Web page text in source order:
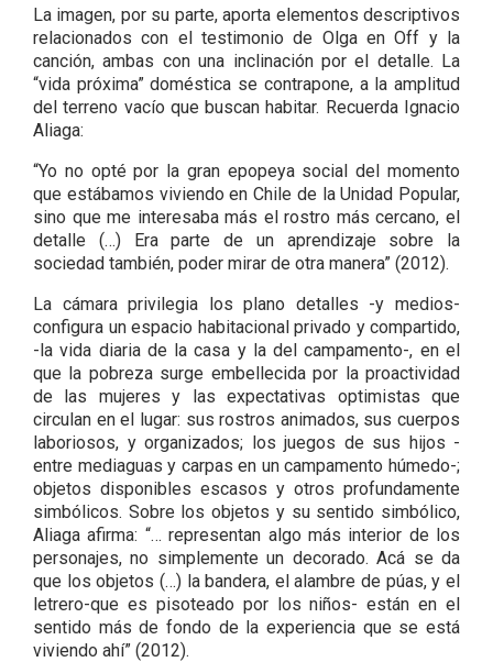
La imagen, por su parte, aporta elementos descriptivos
relacionados con el testimonio de Olga en Off y la
canción, ambas con una inclinación por el detalle. La
“vida próxima” doméstica se contrapone, a la amplitud
del terreno vacío que buscan habitar. Recuerda Ignacio
Aliaga:
“Yo no opté por la gran epopeya social del momento
que estábamos viviendo en Chile de la Unidad Popular,
sino que me interesaba más el rostro más cercano, el
detalle (…) Era parte de un aprendizaje sobre la
sociedad también, poder mirar de otra manera” (2012).
La cámara privilegia los plano detalles -y medios-
configura un espacio habitacional privado y compartido,
-la vida diaria de la casa y la del campamento-, en el
que la pobreza surge embellecida por la proactividad
de las mujeres y las expectativas optimistas que
circulan en el lugar: sus rostros animados, sus cuerpos
laboriosos, y organizados; los juegos de sus hijos -
entre mediaguas y carpas en un campamento húmedo-;
objetos disponibles escasos y otros profundamente
simbólicos. Sobre los objetos y su sentido simbólico,
Aliaga afirma: “… representan algo más interior de los
personajes, no simplemente un decorado. Acá se da
que los objetos (…) la bandera, el alambre de púas, y el
letrero-que es pisoteado por los niños- están en el
sentido más de fondo de la experiencia que se está
viviendo ahí” (2012).